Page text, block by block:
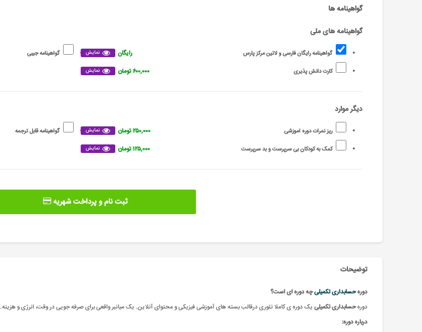
گواهینامه ها
گواهینامه های ملی
گواهینامه رایگان فارسی و لاتین مرکز پارس نمایش رایگان
کارت دانش پذیری نمایش ۶۰۰,۰۰۰ تومان
گواهینامه جیبی
دیگر موارد
ریز نمرات دوره آموزشی نمایش ۲۵۰,۰۰۰ تومان
کمک به کودکان بی سرپرست و بد سرپرست نمایش ۱۲۵,۰۰۰ تومان
گواهینامه قابل ترجمه
ثبت نام و پرداخت شهریه
توضیحات
دورهحسابداری تکمیلیچه دوره ای است؟
دورهحسابداری تکمیلی یک دوره ی کاملا تئوری درقالب بسته های آموزشی فیزیکی و محتوای آنلاین. یک میانبر واقعی برای صرفه جویی در وقت، انرژی و هزینه.
درباره دوره: